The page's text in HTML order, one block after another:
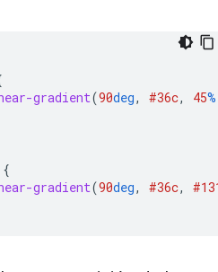
gradient(90deg, #36c, 45%
{
gradient(90deg, #36c,